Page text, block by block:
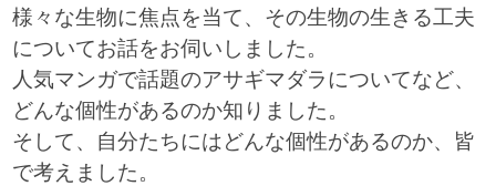
様々な生物に焦点を当て、その生物の生きる工夫
についてお話をお伺いしました。
人気マンガで話題のアサギマダラについてなど、
どんな個性があるのか知りました。
そして、自分たちにはどんな個性があるのか、皆
で考えました。